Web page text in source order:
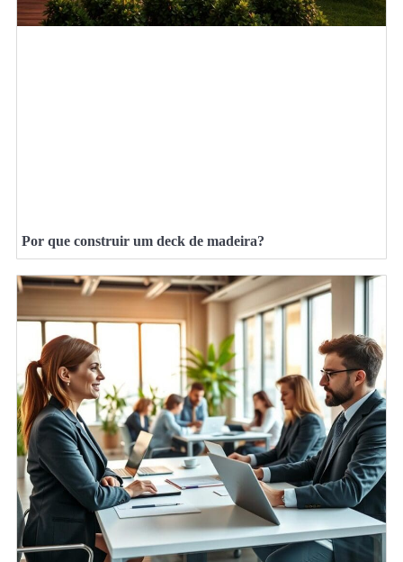
Por que construir um deck de madeira?